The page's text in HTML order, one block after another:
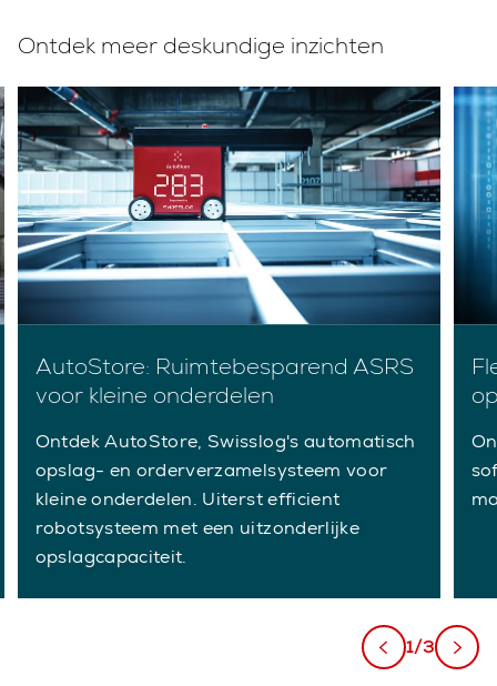
Ontdek meer deskundige inzichten
AutoStore: Ruimtebesparend ASRS
voor kleine onderdelen
Ontdek AutoStore, Swisslog's automatisch
opslag- en orderverzamelsysteem voor
kleine onderdelen. Uiterst efficient
robotsysteem met een uitzonderlijke
opslagcapaciteit.
1/3